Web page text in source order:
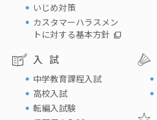
いじめ対策
カスタマーハラスメン
トに対する基本方針
入試
中学教育課程入試
高校入試
転編入試験